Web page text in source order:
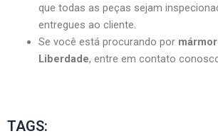
que todas as peças sejam
entregues ao cliente.
Se você está procurando por
Liberdade, entre em contato
TAGS: